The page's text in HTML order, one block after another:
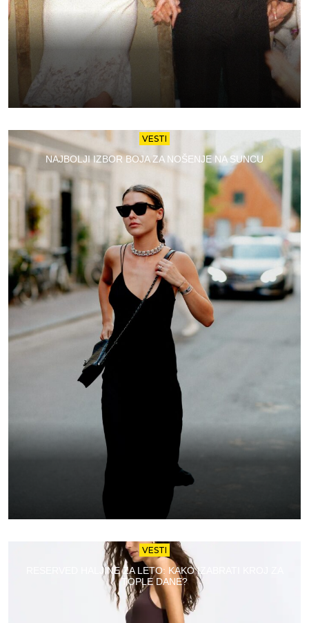
VESTI
NAJBOLJI IZBOR BOJA ZA NOŠENJE NA SUNCU
VESTI
RESERVED HALJINE ZA LETO: KAKO IZABRATI KROJ ZA
TOPLE DANE?